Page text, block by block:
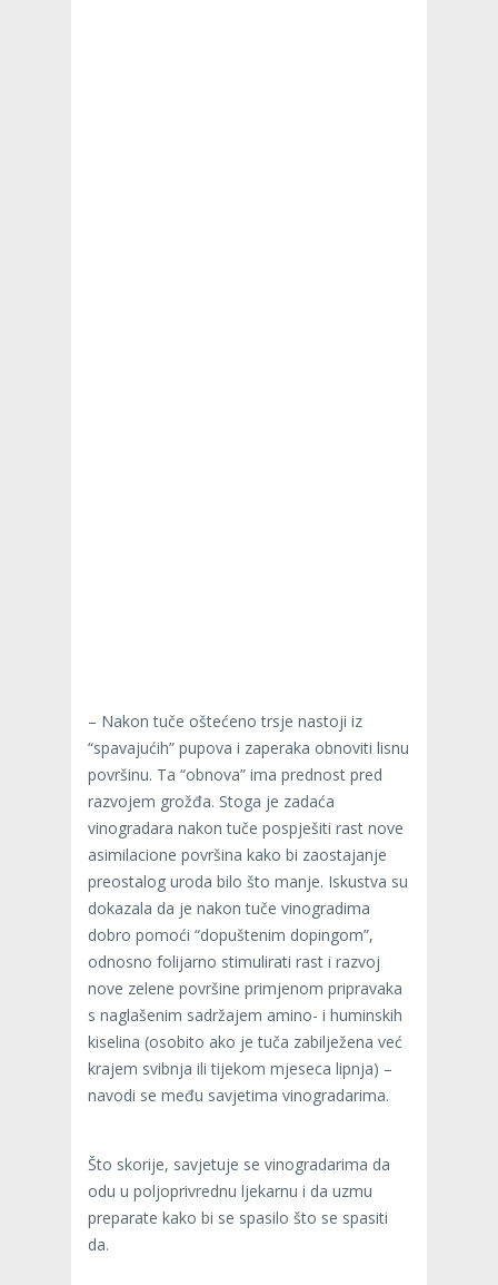
– Nakon tuče oštećeno trsje nastoji iz
“spavajućih” pupova i zaperaka obnoviti lisnu
površinu. Ta “obnova” ima prednost pred
razvojem grožđa. Stoga je zadaća
vinogradara nakon tuče pospješiti rast nove
asimilacione površina kako bi zaostajanje
preostalog uroda bilo što manje. Iskustva su
dokazala da je nakon tuče vinogradima
dobro pomoći “dopuštenim dopingom”,
odnosno folijarno stimulirati rast i razvoj
nove zelene površine primjenom pripravaka
s naglašenim sadržajem amino- i huminskih
kiselina (osobito ako je tuča zabilježena već
krajem svibnja ili tijekom mjeseca lipnja) –
navodi se među savjetima vinogradarima.
Što skorije, savjetuje se vinogradarima da
odu u poljoprivrednu ljekarnu i da uzmu
preparate kako bi se spasilo što se spasiti
da.